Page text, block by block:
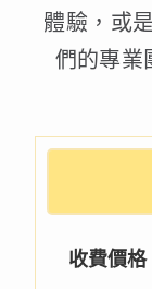
體驗，或
們的專業
收費價格